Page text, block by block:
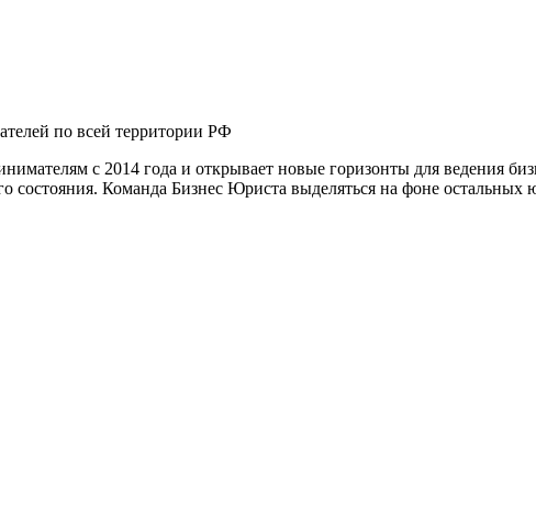
по всей территории РФ
с 2014 года и открывает новые горизонты для ведения
Команда Бизнес Юриста выделяться на фоне остальных